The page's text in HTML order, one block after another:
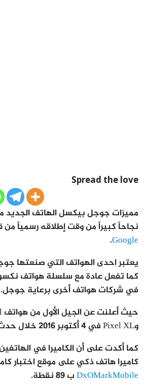
Spread the love
مميزات جوجل بيكسل الهاتف
نجاحاً كبيراً من وقت إطلاقه رسمياً من
Google
.
يعتبر احدى الهواتف التي صنعتها
كما تفعل عادة مع سلسلة هواتف
في شركات هواتف أخرى برعاية جوجل.
وPixel XL في 4 أكتوبر 2016 خلال حدث #MadeByGoogle.
كما أكدت على أن الكاميرا في
كاميرا هاتف ذكي على موقع اختبار
DxOMarkMobileب 89 نقطة.